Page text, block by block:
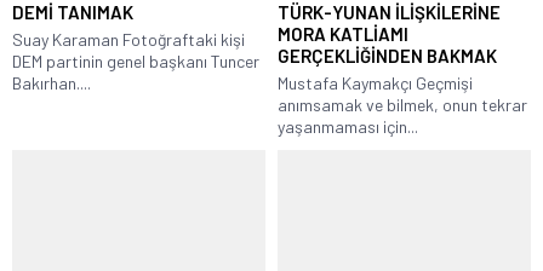
DEMİ TANIMAK
Suay Karaman Fotoğraftaki kişi
DEM partinin genel başkanı Tuncer
Bakırhan....
TÜRK-YUNAN İLİŞKİLERİNE
MORA KATLİAMI
GERÇEKLİĞİNDEN BAKMAK
Mustafa Kaymakçı Geçmişi
anımsamak ve bilmek, onun tekrar
yaşanmaması için...